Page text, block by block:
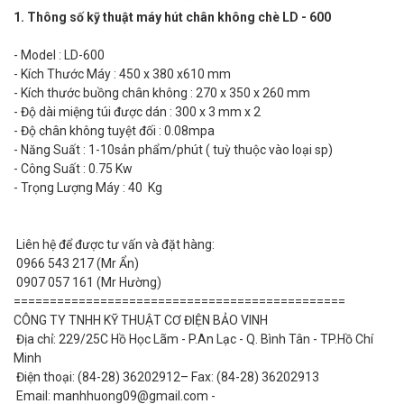
1. Thông số kỹ thuật máy hút chân không chè LD - 600
- Model : LD-600
- Kích Thước Máy : 450 x 380 x610 mm
- Kích thước buồng chân không : 270 x 350 x 260 mm
- Độ dài miệng túi được dán : 300 x 3 mm x 2
- Độ chân không tuyệt đối : 0.08mpa
- Năng Suất : 1-10sản phẩm/phút ( tuỳ thuộc vào loại sp)
- Công Suất : 0.75 Kw
- Trọng Lượng Máy : 40 Kg
Liên hệ để được tư vấn và đặt hàng:
0966 543 217 (Mr Ẩn)
0907 057 161 (Mr Hường)
==============================================
CÔNG TY TNHH KỸ THUẬT CƠ ĐIỆN BẢO VINH
Địa chỉ: 229/25C Hồ Học Lãm - P.An Lạc - Q. Bình Tân - TP.Hồ Chí
Minh
Điện thoại: (84-28) 36202912– Fax: (84-28) 36202913
Email: manhhuong09@gmail.com -